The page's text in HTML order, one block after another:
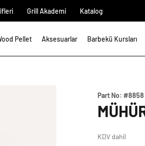
Grill Akademi Katalog
Pellet Aksesuarlar Barbekü Kursları
Part No:#8858
KDV dahil